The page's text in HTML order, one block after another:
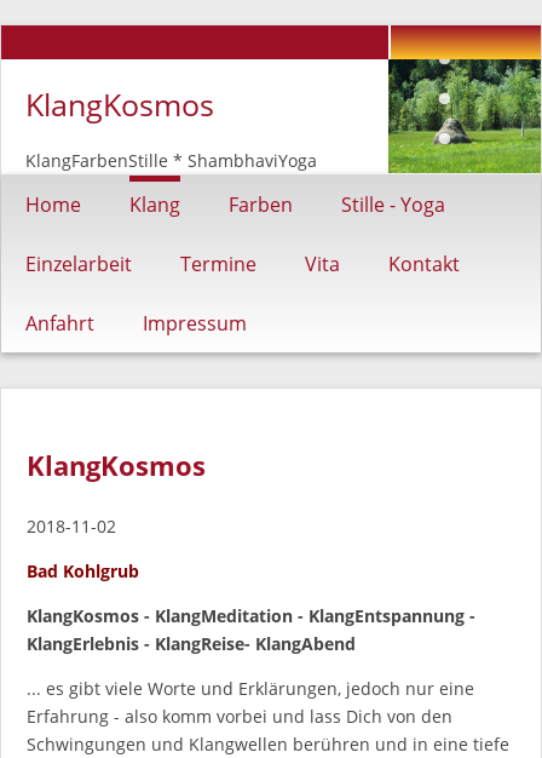
KlangKosmos
KlangFarbenStille * ShambhaviYoga
Navigation
überspringen
Home Klang Farben Stille - Yoga
Einzelarbeit Termine Vita Kontakt
Anfahrt Impressum
KlangKosmos
2018-11-02
Bad Kohlgrub
KlangKosmos - KlangMeditation - KlangEntspannung -
KlangErlebnis - KlangReise- KlangAbend
... es gibt viele Worte und Erklärungen, jedoch nur eine
Erfahrung - also komm vorbei und lass Dich von den
Schwingungen und Klangwellen berühren und in eine tiefe